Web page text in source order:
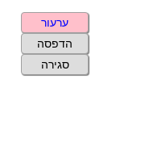
ערעור
הדפסה
סגירה